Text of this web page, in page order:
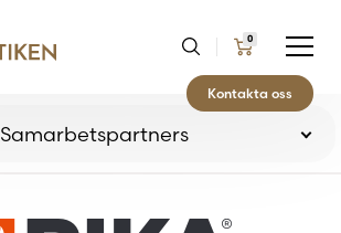
0
Kontakta oss
Samarbetspartners